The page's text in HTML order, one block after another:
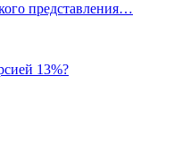
представления…
13%?